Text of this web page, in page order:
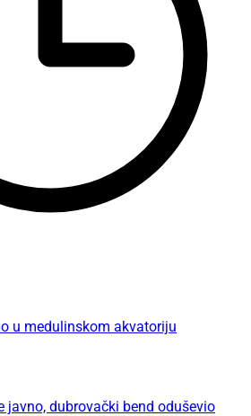
u medulinskom akvatoriju
javno, dubrovački bend oduševio